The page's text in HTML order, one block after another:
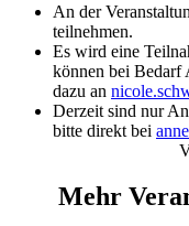
An der
teilnehmen.
Es wird eine
können bei Bedarf
dazu an
Derzeit sind nur
bitte direkt bei
Mehr